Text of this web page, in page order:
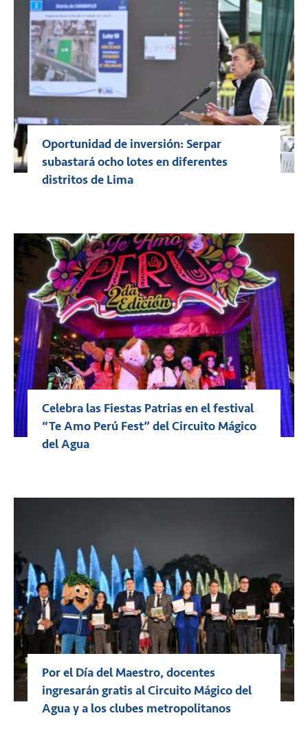
Oportunidad de inversión: Serpar
subastará ocho lotes en diferentes
distritos de Lima
Celebra las Fiestas Patrias en el festival
“Te Amo Perú Fest” del Circuito Mágico
del Agua
Por el Día del Maestro, docentes
ingresarán gratis al Circuito Mágico del
Agua y a los clubes metropolitanos